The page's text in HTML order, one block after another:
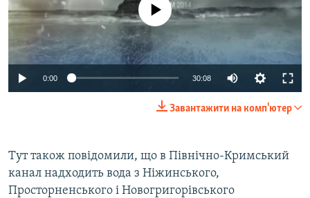
720p 1080p
0:00 30:08
Завантажити на комп'ютер
Тут також повідомили, що в Північно-Кримський
канал надходить вода з Ніжинського,
Просторненського і Новогригорівського